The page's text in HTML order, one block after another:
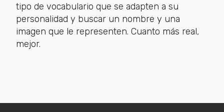
tipo de vocabulario que se adapten a su
personalidad y buscar un nombre y una
imagen que le representen. Cuanto más real,
mejor.